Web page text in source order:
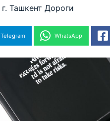
г. Ташкент Дороги
Telegram WhatsApp